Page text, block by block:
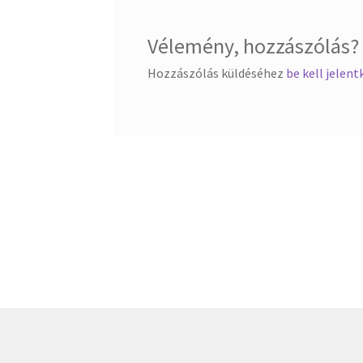
Vélemény, hozzászólás?
Hozzászólás küldéséhez be kell